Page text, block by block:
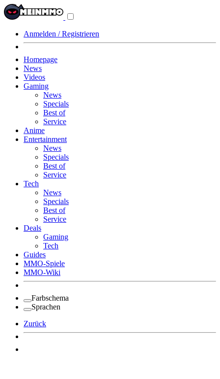
Anmelden / Registrieren
Homepage
News
Videos
Gaming
News
Specials
Best of
Service
Anime
Entertainment
News
Specials
Best of
Service
Tech
News
Specials
Best of
Service
Deals
Gaming
Tech
Guides
MMO-Spiele
MMO-Wiki
Farbschema
Sprachen
Zurück